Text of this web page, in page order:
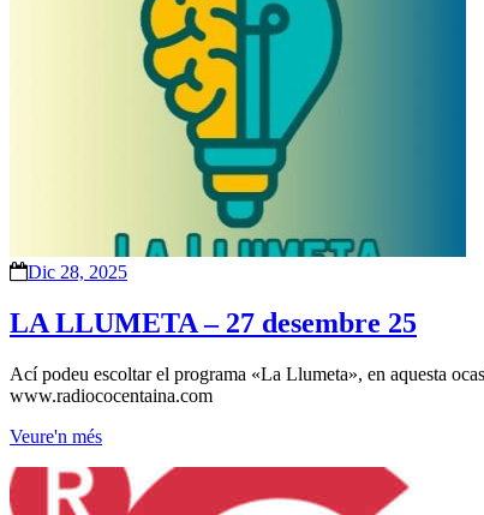
Dic 28, 2025
LA LLUMETA – 27 desembre 25
Ací podeu escoltar el programa «La Llumeta», en aquesta
www.radiococentaina.com
Veure'n més